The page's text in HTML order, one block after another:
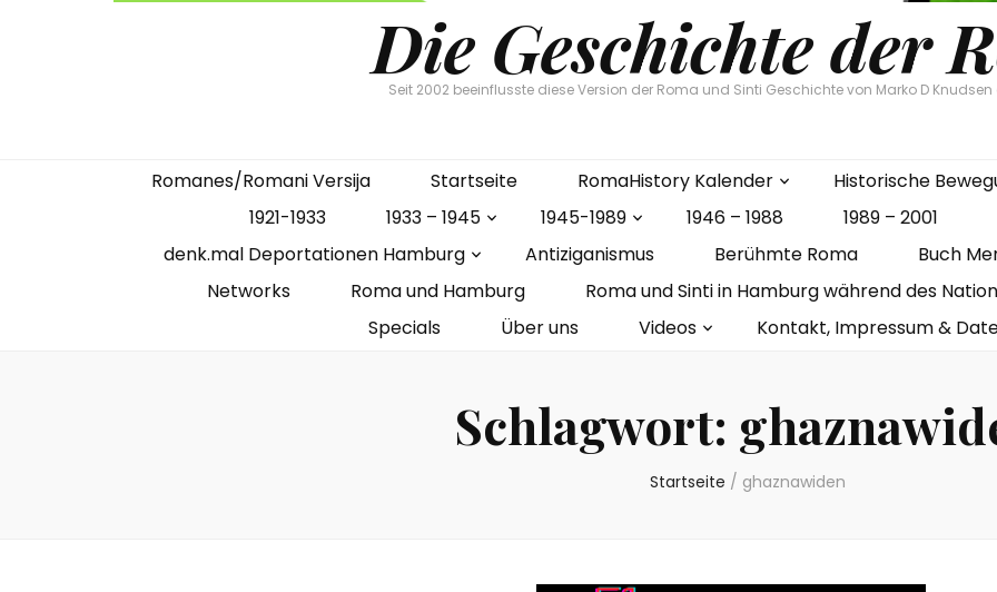
Die Geschichte der
Seit 2002 beeinflusste diese Version der Roma und Sinti Geschichte von Marko D
Romanes/Romani Versija Startseite RomaHistory Kalender Historische
1921-1933
1933 – 1945 1945-1989 1946 – 1988 1989 – 2001
denk.mal Deportationen Hamburg
Antiziganismus Berühmte Roma Buch
Networks
Roma und Hamburg Roma und Sinti in Hamburg während des
Specials
Über uns Videos Kontakt, Impressum &
Schlagwort:
Startseite / ghaznawiden